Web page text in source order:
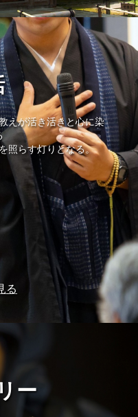
えが活き活きと心に染
照らす灯りとなる。
る
ー